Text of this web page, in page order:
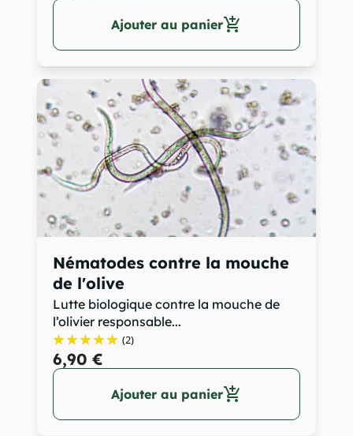
Ajouter au panieradd_shopping_cart
Nématodes contre la mouche
de l'olive
Lutte biologique contre la mouche de
l’olivier responsable...
(2)
6,90 €
Ajouter au panieradd_shopping_cart